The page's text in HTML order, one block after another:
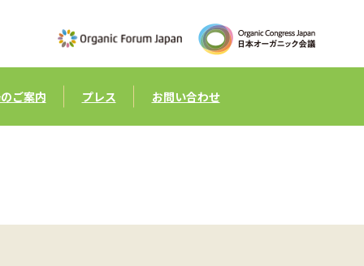
ご案内 プレス お問い合わせ